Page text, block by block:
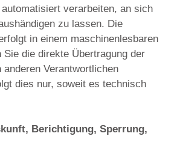
verarbeiten, an sich
zu lassen. Die
in einem maschinenlesbaren
Sie die direkte Übertragung der
anderen Verantwortlichen
dies nur, soweit es technisch
Berichtigung, Sperrung,